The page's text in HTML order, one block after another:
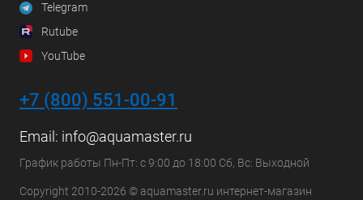
Telegram
Rutube
YouTube
+7 (800) 551-00-91
Email: info@aquamaster.ru
График работы Пн-Пт: с 9:00 до 18:00 Сб, Вс: Выходной
Copyright 2010-2026 © aquamaster.ru интернет-магазин